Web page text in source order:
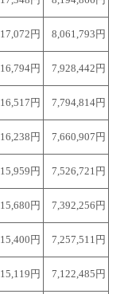
17,072円 8,061,793円
16,794円 7,928,442円
16,517円 7,794,814円
16,238円 7,660,907円
15,959円 7,526,721円
15,680円 7,392,256円
15,400円 7,257,511円
15,119円 7,122,485円